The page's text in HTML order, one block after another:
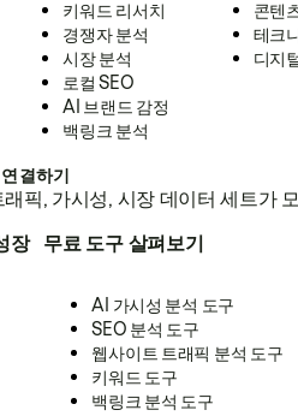
키워드 리서치
경쟁자 분석
시장 분석
로컬 SEO
AI 브랜드 감정
백링크 분석
콘텐
테크
디지
결하기
픽, 가시성, 시장 데이터 세트가
장 무료 도구 살펴보기
AI 가시성 분석 도구
SEO 분석 도구
웹사이트 트래픽 분석 도구
키워드 도구
백링크 분석 도구